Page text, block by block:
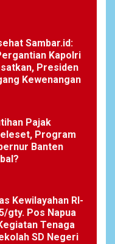
Sambar.id:
Kapolri
Presiden
Kewenangan
Pajak
Program
Banten
Kewilayahan RI-
gty. Pos Napua
Tenaga
SD Negeri